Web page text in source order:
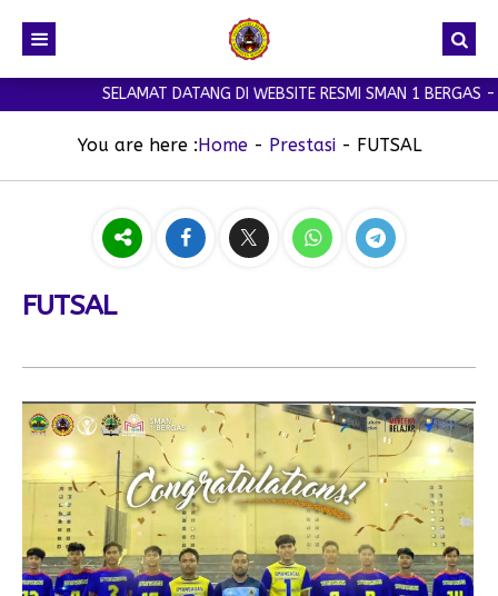
SELAMAT DATANG DI WEBSITE RESMI SMAN 1 BERGAS -
You are here :Home- Prestasi- FUTSAL
FUTSAL